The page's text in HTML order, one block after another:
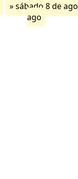
sábado 8 de ago
ago